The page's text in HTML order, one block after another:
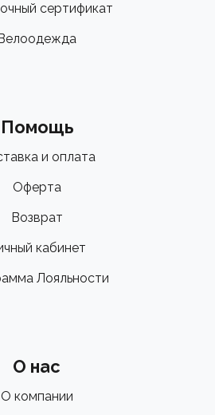
сертификат
Помощь
и оплата
Оферта
Возврат
кабинет
Лояльности
О нас
О компании